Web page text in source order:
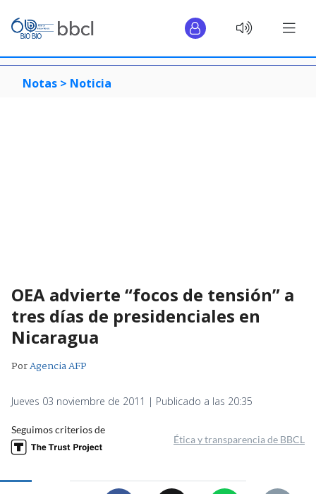
Notas > Noticia
OEA advierte “focos de tensión” a
tres días de presidenciales en
Nicaragua
PorAgencia AFP
Jueves 03 noviembre de 2011 | Publicado a las 20:35
Seguimos criterios de
Ética y transparencia de BBCL